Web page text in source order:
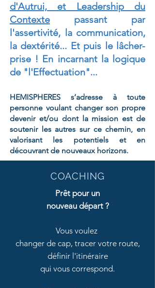
d'Autrui, et Leadership du
Contexte
passant par
l'assertivité, la communication,
la dextérité... Et puis le lâcher-
prise ! En incarnant la logique
de "l'Effectuation"...
HEMISPHERES s’adresse à toute
personne voulant changer son propre
devenir et/ou dont la mission est de
soutenir les autres sur ce chemin, en
valorisant les potentiels et en
découvrant de nouveaux horizons.
COACHING
Prêt pour un
nouveau départ ?
Vous voulez
changer de cap, tracer votre route,
définir l'itinéraire
qui vous correspond.